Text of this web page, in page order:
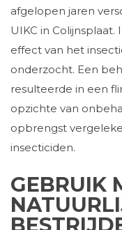
afgelopen jaren
UIKC in Colijnsplaat.
effect van het
onderzocht. Een
resulteerde in een
opzichte van
opbrengst
insecticiden.
GEBRUIK